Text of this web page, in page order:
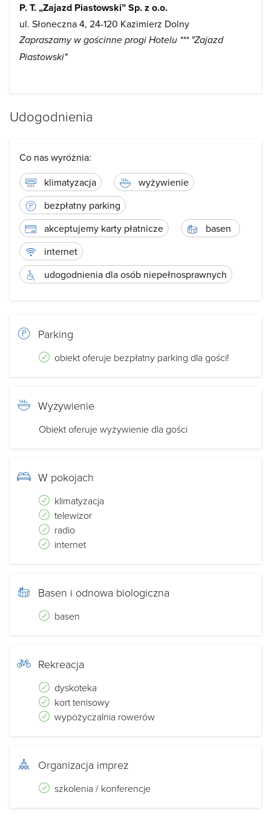
P. T. „Zajazd Piastowski” Sp. z o.o.
ul. Słoneczna 4, 24-120 Kazimierz Dolny
Zapraszamy w gościnne progi Hotelu *** "Zajazd
Piastowski"
Udogodnienia
Co nas wyróżnia:
klimatyzacja
wyżywienie
bezpłatny parking
akceptujemy karty płatnicze
basen
internet
udogodnienia dla osób niepełnosprawnych
Parking
obiekt oferuje bezpłatny parking dla gości!
Wyżywienie
Obiekt oferuje wyżywienie dla gości
W pokojach
klimatyzacja
telewizor
radio
internet
Basen i odnowa biologiczna
basen
Rekreacja
dyskoteka
kort tenisowy
wypożyczalnia rowerów
Organizacja imprez
szkolenia / konferencje